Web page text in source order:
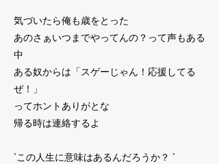
気づいたら俺も歳をとった
あのさぁいつまでやってんの？って声もある
中
ある奴からは「スゲーじゃん！応援してる
ぜ！」
ってホントありがとな
帰る時は連絡するよ
"この人生に意味はあるんだろうか？ "